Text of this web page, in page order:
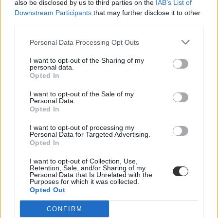
also be disclosed by us to third parties on the IAB’s List of
Downstream Participants that may further disclose it to other
Personal Data Processing Opt Outs
I want to opt-out of the Sharing of my
personal data.
Opted In
I want to opt-out of the Sale of my
Personal Data.
Opted In
I want to opt-out of processing my
Personal Data for Targeted Advertising.
Opted In
I want to opt-out of Collection, Use,
Retention, Sale, and/or Sharing of my
Personal Data that Is Unrelated with the
Purposes for which it was collected.
Opted Out
CONFIRM
tudomány
kutatás
Krausz Ferenc
magyar péter